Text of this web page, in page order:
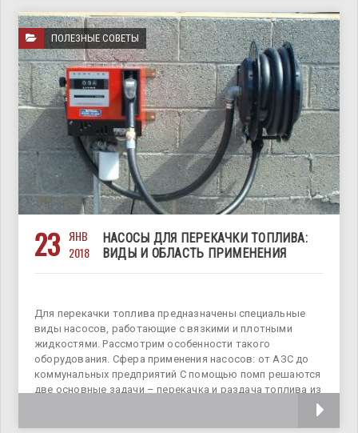
ПОЛЕЗНЫЕ СОВЕТЫ
23 ЯНВ
2018
НАСОСЫ ДЛЯ ПЕРЕКАЧКИ ТОПЛИВА:
ВИДЫ И ОБЛАСТЬ ПРИМЕНЕНИЯ
Для перекачки топлива предназначены специальные
виды насосов, работающие с вязкими и плотными
жидкостями. Рассмотрим особенности такого
оборудования. Сфера применения насосов: от АЗС до
коммунальных предприятий С помощью помп решаются
две основные задачи – перекачка и раздача топлива из